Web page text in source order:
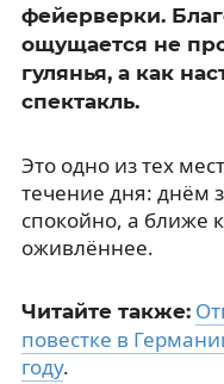
фейерверки.
ощущается не
гулянья, а как
спектакль.
Это одно из тех
течение дня: днём
спокойно, а ближе
оживлённее.
Читайте также:
повестке в
году.